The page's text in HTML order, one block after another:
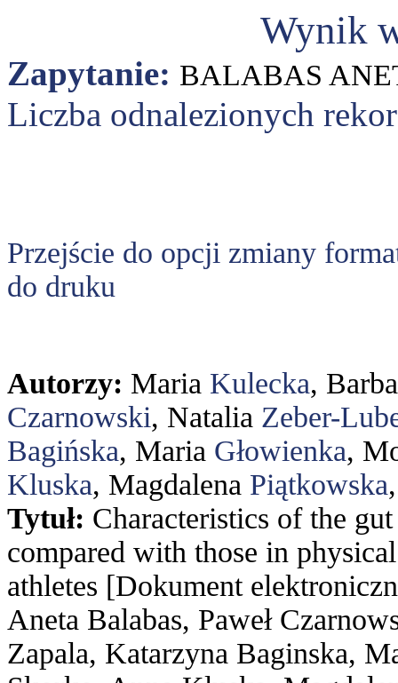
Wynik
Zapytanie: BALABAS
Liczba odnalezionych
Przejście do opcji zmiany
do druku
Autorzy: Maria Kulecka,
Czarnowski, Natalia Zeber-
Bagińska, Maria Głowienka,
Kluska, Magdalena Piątkowska
Tytuł: Characteristics of the
compared with those in
athletes [Dokument
Aneta Balabas, Paweł
Zapala, Katarzyna Baginska,